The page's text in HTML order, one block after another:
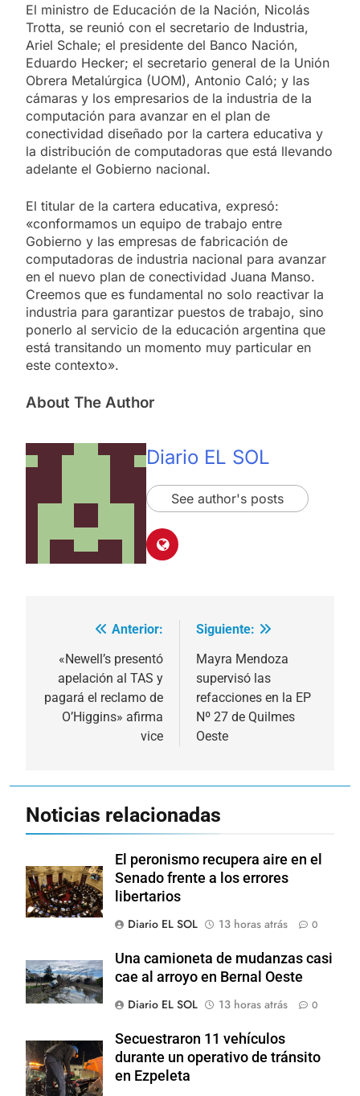
El ministro de Educación de la Nación, Nicolás
Trotta, se reunió con el secretario de Industria,
Ariel Schale; el presidente del Banco Nación,
Eduardo Hecker; el secretario general de la Unión
Obrera Metalúrgica (UOM), Antonio Caló; y las
cámaras y los empresarios de la industria de la
computación para avanzar en el plan de
conectividad diseñado por la cartera educativa y
la distribución de computadoras que está llevando
adelante el Gobierno nacional.
El titular de la cartera educativa, expresó:
«conformamos un equipo de trabajo entre
Gobierno y las empresas de fabricación de
computadoras de industria nacional para avanzar
en el nuevo plan de conectividad Juana Manso.
Creemos que es fundamental no solo reactivar la
industria para garantizar puestos de trabajo, sino
ponerlo al servicio de la educación argentina que
está transitando un momento muy particular en
este contexto».
About The Author
Diario EL SOL
See author's posts
Navegación
de
entradas
Anterior:
«Newell’s presentó
apelación al TAS y
pagará el reclamo de
O’Higgins» afirma
vice
Siguiente:
Mayra Mendoza
supervisó las
refacciones en la EP
Nº 27 de Quilmes
Oeste
Noticias relacionadas
El peronismo recupera aire en el
Senado frente a los errores
libertarios
Diario EL SOL
13 horas atrás 0
Una camioneta de mudanzas casi
cae al arroyo en Bernal Oeste
Diario EL SOL
13 horas atrás 0
Secuestraron 11 vehículos
durante un operativo de tránsito
en Ezpeleta